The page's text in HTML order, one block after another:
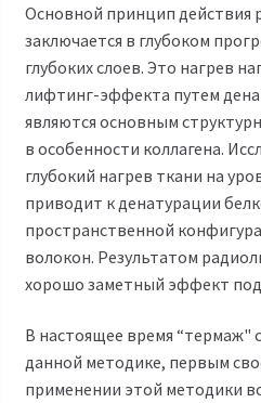
Основной принцип действия
заключается в глубоком
глубоких слоев. Это нагрев
лифтинг-эффекта путем
являются основным
в особенности коллагена.
глубокий нагрев ткани на
приводит к денатурации
пространственной
волокон. Результатом
хорошо заметный эффект
В настоящее время “термаж"
данной методике, первым
применении этой методики